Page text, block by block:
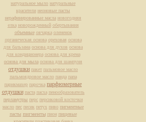
натуральное мыло натуральные
красители неоновые пасты
нерафинированные масла новогодняя
елка новорожденный обертывания
объемные овчарка олененок
органическая основа ореховая основа
для бальзама основа для духов основа
для кондиционера основа для крема
основа для мыла основа для шампуня
отдушки пакет пальмовое масло
пальмоядровое масло панда папа
парикмахер парочка парфюмерные
отдушки паста пасха пенообразователь
перламутры перс персиковой косточки
масло пес песик петух пиво пигментные
пасты пигменты пион пищевые